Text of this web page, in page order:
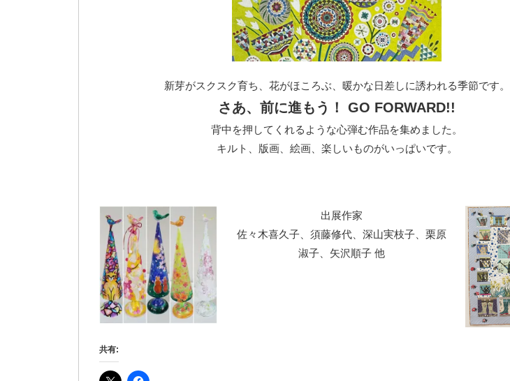
新芽がスクスク育ち、花がほころぶ、暖かな⽇差しに誘われる季節です。
さあ、前に進もう！ GO FORWARD!!
背中を押してくれるような⼼弾む作品を集めました。
キルト、版画、絵画、楽しいものがいっぱいです。
出展作家
佐々⽊喜久⼦、須藤修代、深⼭実枝⼦、栗原
淑⼦、⽮沢順⼦ 他
共有: